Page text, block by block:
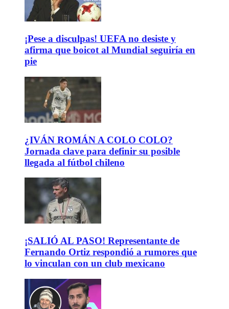
¡Pese a disculpas! UEFA no desiste y
afirma que boicot al Mundial seguiría en
pie
¿IVÁN ROMÁN A COLO COLO?
Jornada clave para definir su posible
llegada al fútbol chileno
¡SALIÓ AL PASO! Representante de
Fernando Ortiz respondió a rumores que
lo vinculan con un club mexicano